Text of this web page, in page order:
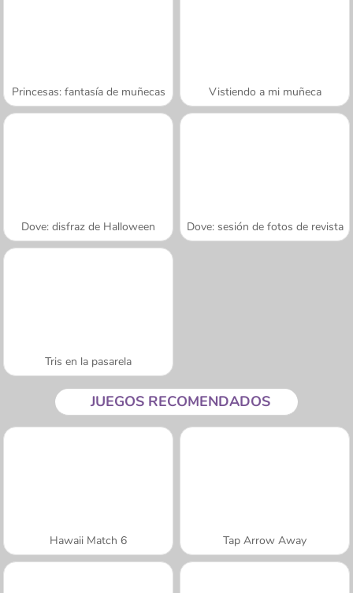
Princesas: fantasía de muñecas Vistiendo a mi muñeca
Dove: disfraz de Halloween Dove: sesión de fotos de revista
Tris en la pasarela
JUEGOS RECOMENDADOS
Hawaii Match 6 Tap Arrow Away